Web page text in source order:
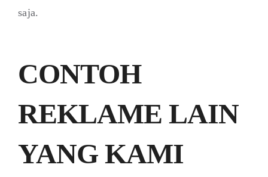
saja.
CONTOH
REKLAME LAIN
YANG KAMI